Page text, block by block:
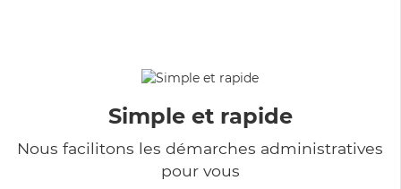
Simple et rapide
Nous facilitons les démarches administratives
pour vous